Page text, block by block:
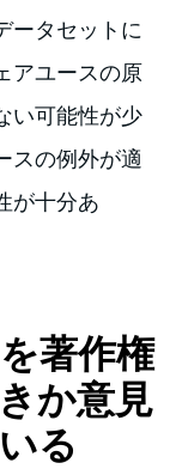
ータセットに
アユースの原
い可能性が少
スの例外が適
が十分あ
著作権
か意見
る